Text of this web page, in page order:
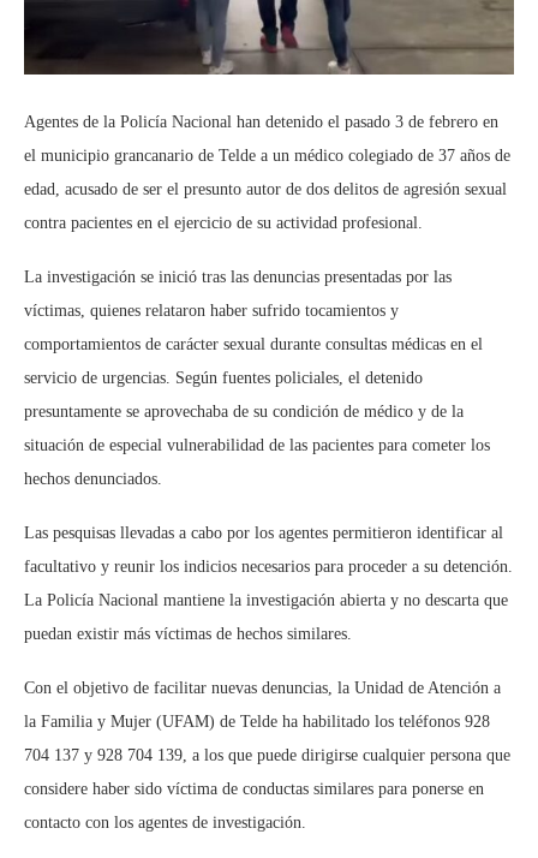
Agentes de la Policía Nacional han detenido el pasado 3 de febrero en
el municipio grancanario de Telde a un médico colegiado de 37 años de
edad, acusado de ser el presunto autor de dos delitos de agresión sexual
contra pacientes en el ejercicio de su actividad profesional.
La investigación se inició tras las denuncias presentadas por las
víctimas, quienes relataron haber sufrido tocamientos y
comportamientos de carácter sexual durante consultas médicas en el
servicio de urgencias. Según fuentes policiales, el detenido
presuntamente se aprovechaba de su condición de médico y de la
situación de especial vulnerabilidad de las pacientes para cometer los
hechos denunciados.
Las pesquisas llevadas a cabo por los agentes permitieron identificar al
facultativo y reunir los indicios necesarios para proceder a su detención.
La Policía Nacional mantiene la investigación abierta y no descarta que
puedan existir más víctimas de hechos similares.
Con el objetivo de facilitar nuevas denuncias, la Unidad de Atención a
la Familia y Mujer (UFAM) de Telde ha habilitado los teléfonos 928
704 137 y 928 704 139, a los que puede dirigirse cualquier persona que
considere haber sido víctima de conductas similares para ponerse en
contacto con los agentes de investigación.